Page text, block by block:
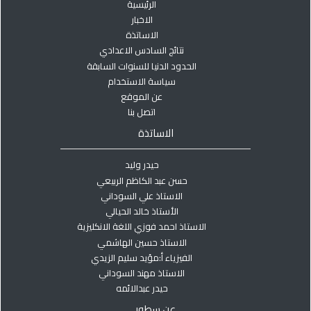
الرئيسية
الاخبار
الاساتذة
نتائج السادس الاعدادي
الحدود الدنيا للسنوات السابقة
سياسة الاستخدام
عن الموقع
اتصل بنا
الاساتذة
حيدر وليد
حسن عبد الكاظم الربيعي
الاستاذ علي السوداني
الأستاذ خالد الحيالي
الاستاذ احمد فوزي اللغة الانكليزية
الاستاذ حسين الهاشمي
الفيزياء أ:مؤيد سليم الزيدي
الاستاذ مهند السوداني
حيدر عبدالائمه